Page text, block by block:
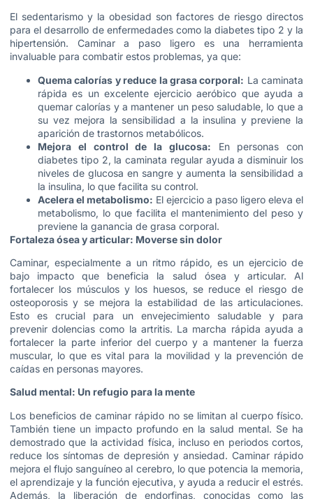
El sedentarismo y la obesidad son factores de riesgo directos
para el desarrollo de enfermedades como la diabetes tipo 2 y la
hipertensión. Caminar a paso ligero es una herramienta
invaluable para combatir estos problemas, ya que:
Quema calorías y reduce la grasa corporal: La caminata
rápida es un excelente ejercicio aeróbico que ayuda a
quemar calorías y a mantener un peso saludable, lo que a
su vez mejora la sensibilidad a la insulina y previene la
aparición de trastornos metabólicos.
Mejora el control de la glucosa: En personas con
diabetes tipo 2, la caminata regular ayuda a disminuir los
niveles de glucosa en sangre y aumenta la sensibilidad a
la insulina, lo que facilita su control.
Acelera el metabolismo: El ejercicio a paso ligero eleva el
metabolismo, lo que facilita el mantenimiento del peso y
previene la ganancia de grasa corporal.
Fortaleza ósea y articular: Moverse sin dolor
Caminar, especialmente a un ritmo rápido, es un ejercicio de
bajo impacto que beneficia la salud ósea y articular. Al
fortalecer los músculos y los huesos, se reduce el riesgo de
osteoporosis y se mejora la estabilidad de las articulaciones.
Esto es crucial para un envejecimiento saludable y para
prevenir dolencias como la artritis. La marcha rápida ayuda a
fortalecer la parte inferior del cuerpo y a mantener la fuerza
muscular, lo que es vital para la movilidad y la prevención de
caídas en personas mayores.
Salud mental: Un refugio para la mente
Los beneficios de caminar rápido no se limitan al cuerpo físico.
También tiene un impacto profundo en la salud mental. Se ha
demostrado que la actividad física, incluso en periodos cortos,
reduce los síntomas de depresión y ansiedad. Caminar rápido
mejora el flujo sanguíneo al cerebro, lo que potencia la memoria,
el aprendizaje y la función ejecutiva, y ayuda a reducir el estrés.
Además, la liberación de endorfinas, conocidas como las